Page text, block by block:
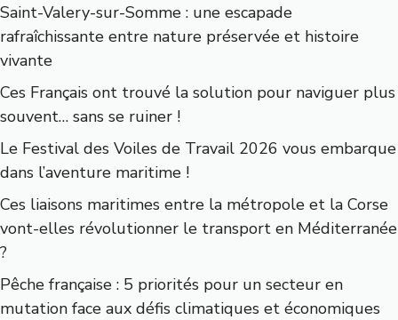
Saint-Valery-sur-Somme : une escapade
rafraîchissante entre nature préservée et histoire
vivante
Ces Français ont trouvé la solution pour naviguer plus
souvent… sans se ruiner !
Le Festival des Voiles de Travail 2026 vous embarque
dans l’aventure maritime !
Ces liaisons maritimes entre la métropole et la Corse
vont-elles révolutionner le transport en Méditerranée
?
Pêche française : 5 priorités pour un secteur en
mutation face aux défis climatiques et économiques